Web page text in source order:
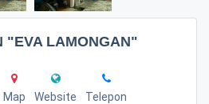
"EVA LAMONGAN"
Map Website Telepon